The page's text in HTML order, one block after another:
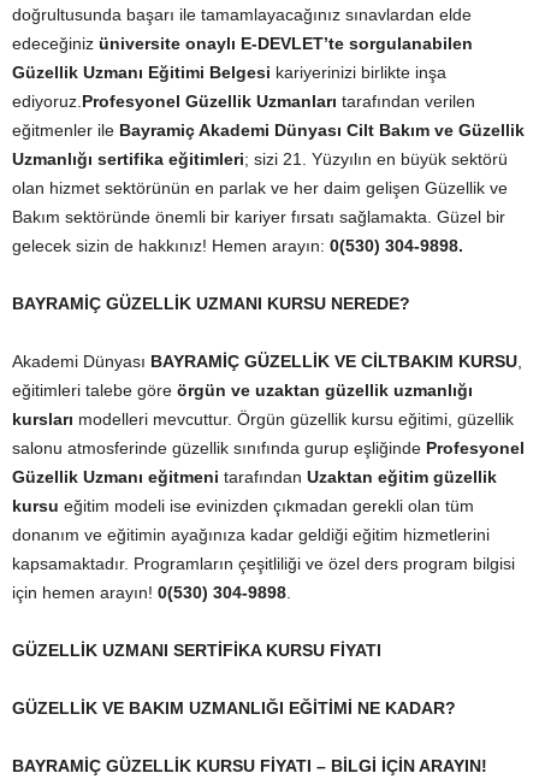
doğrultusunda başarı ile tamamlayacağınız sınavlardan elde
edeceğiniz üniversite onaylı E-DEVLET’te sorgulanabilen
Güzellik Uzmanı Eğitimi Belgesi kariyerinizi birlikte inşa
ediyoruz.Profesyonel Güzellik Uzmanları tarafından verilen
eğitmenler ile Bayramiç Akademi Dünyası Cilt Bakım ve Güzellik
Uzmanlığı sertifika eğitimleri; sizi 21. Yüzyılın en büyük sektörü
olan hizmet sektörünün en parlak ve her daim gelişen Güzellik ve
Bakım sektöründe önemli bir kariyer fırsatı sağlamakta. Güzel bir
gelecek sizin de hakkınız! Hemen arayın: 0(530) 304-9898.
BAYRAMİÇ GÜZELLİK UZMANI KURSU NEREDE?
Akademi Dünyası BAYRAMİÇ GÜZELLİK VE CİLTBAKIM KURSU,
eğitimleri talebe göre örgün ve uzaktan güzellik uzmanlığı
kursları modelleri mevcuttur. Örgün güzellik kursu eğitimi, güzellik
salonu atmosferinde güzellik sınıfında gurup eşliğinde Profesyonel
Güzellik Uzmanı eğitmeni tarafından Uzaktan eğitim güzellik
kursu eğitim modeli ise evinizden çıkmadan gerekli olan tüm
donanım ve eğitimin ayağınıza kadar geldiği eğitim hizmetlerini
kapsamaktadır. Programların çeşitliliği ve özel ders program bilgisi
için hemen arayın! 0(530) 304-9898.
GÜZELLİK UZMANI SERTİFİKA KURSU FİYATI
GÜZELLİK VE BAKIM UZMANLIĞI EĞİTİMİ NE KADAR?
BAYRAMİÇ GÜZELLİK KURSU FİYATI – BİLGİ İÇİN ARAYIN!